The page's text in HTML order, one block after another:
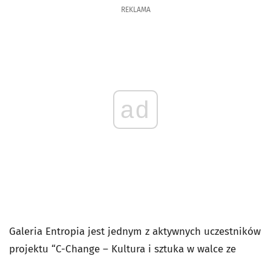
REKLAMA
ad
Galeria Entropia jest jednym z aktywnych uczestników
projektu “C-Change – Kultura i sztuka w walce ze